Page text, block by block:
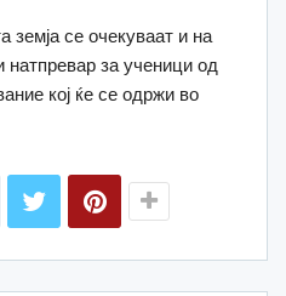
земја се очекуваат и на
натпревар за ученици од
кој ќе се одржи во